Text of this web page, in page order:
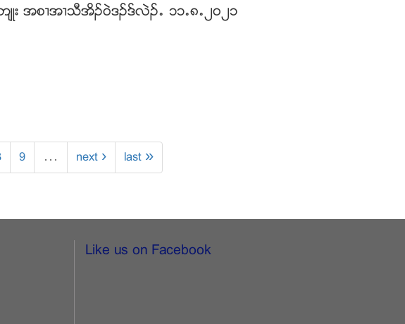
အစ႕အ႕သီအိဥ၀ဲဒဥဒ္လဲဥ’ ၁၁’၈’၂၀၂၁
9 … next › last »
Like us on Facebook